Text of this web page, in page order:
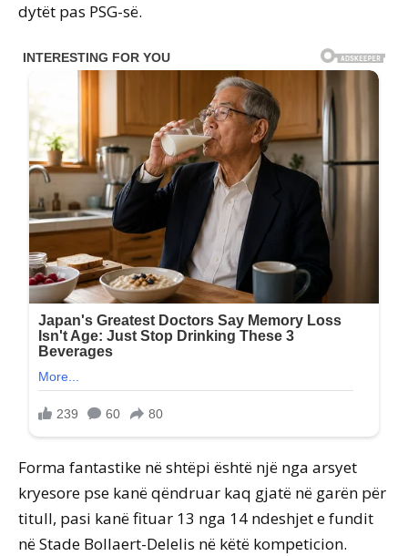
dytët pas PSG-së.
Forma fantastike në shtëpi është një nga arsyet
kryesore pse kanë qëndruar kaq gjatë në garën për
titull, pasi kanë fituar 13 nga 14 ndeshjet e fundit
në Stade Bollaert-Delelis në këtë kompeticion.